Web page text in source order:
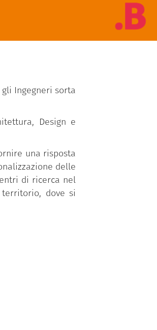
Ingegneri sorta
Design e
una risposta
delle
di ricerca nel
dove si